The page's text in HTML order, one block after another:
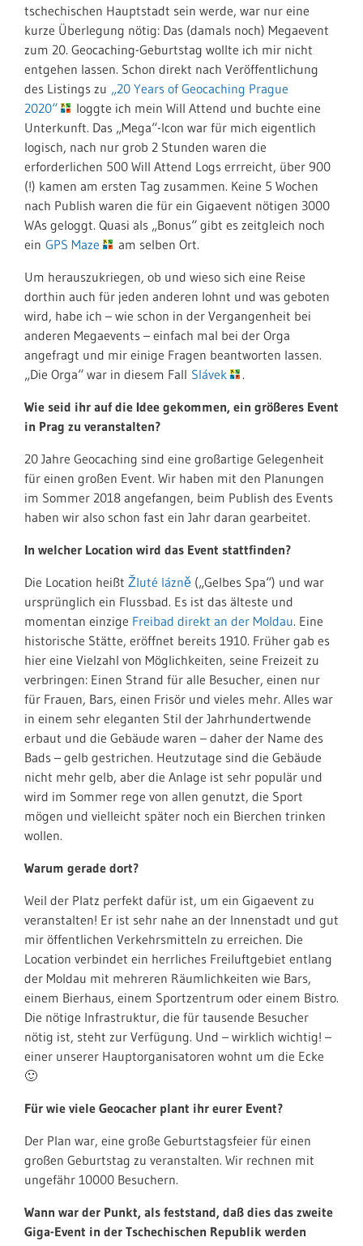
tschechischen Hauptstadt sein werde, war nur eine
kurze Überlegung nötig: Das (damals noch) Megaevent
zum 20. Geocaching-Geburtstag wollte ich mir nicht
entgehen lassen. Schon direkt nach Veröffentlichung
des Listings zu „20 Years of Geocaching Prague
2020“
loggte ich mein Will Attend und buchte eine
Unterkunft. Das „Mega“-Icon war für mich eigentlich
logisch, nach nur grob 2 Stunden waren die
erforderlichen 500 Will Attend Logs errreicht, über 900
(!) kamen am ersten Tag zusammen. Keine 5 Wochen
nach Publish waren die für ein Gigaevent nötigen 3000
WAs geloggt. Quasi als „Bonus“ gibt es zeitgleich noch
ein GPS Maze
am selben Ort.
Um herauszukriegen, ob und wieso sich eine Reise
dorthin auch für jeden anderen lohnt und was geboten
wird, habe ich – wie schon in der Vergangenheit bei
anderen Megaevents – einfach mal bei der Orga
angefragt und mir einige Fragen beantworten lassen.
„Die Orga“ war in diesem Fall Slávek
.
Wie seid ihr auf die Idee gekommen, ein größeres Event
in Prag zu veranstalten?
20 Jahre Geocaching sind eine großartige Gelegenheit
für einen großen Event. Wir haben mit den Planungen
im Sommer 2018 angefangen, beim Publish des Events
haben wir also schon fast ein Jahr daran gearbeitet.
In welcher Location wird das Event stattfinden?
Die Location heißt Žluté lázně („Gelbes Spa“) und war
ursprünglich ein Flussbad. Es ist das älteste und
momentan einzige Freibad direkt an der Moldau. Eine
historische Stätte, eröffnet bereits 1910. Früher gab es
hier eine Vielzahl von Möglichkeiten, seine Freizeit zu
verbringen: Einen Strand für alle Besucher, einen nur
für Frauen, Bars, einen Frisör und vieles mehr. Alles war
in einem sehr eleganten Stil der Jahrhundertwende
erbaut und die Gebäude waren – daher der Name des
Bads – gelb gestrichen. Heutzutage sind die Gebäude
nicht mehr gelb, aber die Anlage ist sehr populär und
wird im Sommer rege von allen genutzt, die Sport
mögen und vielleicht später noch ein Bierchen trinken
wollen.
Warum gerade dort?
Weil der Platz perfekt dafür ist, um ein Gigaevent zu
veranstalten! Er ist sehr nahe an der Innenstadt und gut
mir öffentlichen Verkehrsmitteln zu erreichen. Die
Location verbindet ein herrliches Freiluftgebiet entlang
der Moldau mit mehreren Räumlichkeiten wie Bars,
einem Bierhaus, einem Sportzentrum oder einem Bistro.
Die nötige Infrastruktur, die für tausende Besucher
nötig ist, steht zur Verfügung. Und – wirklich wichtig! –
einer unserer Hauptorganisatoren wohnt um die Ecke
🙂
Für wie viele Geocacher plant ihr eurer Event?
Der Plan war, eine große Geburtstagsfeier für einen
großen Geburtstag zu veranstalten. Wir rechnen mit
ungefähr 10000 Besuchern.
Wann war der Punkt, als feststand, daß dies das zweite
Giga-Event in der Tschechischen Republik werden